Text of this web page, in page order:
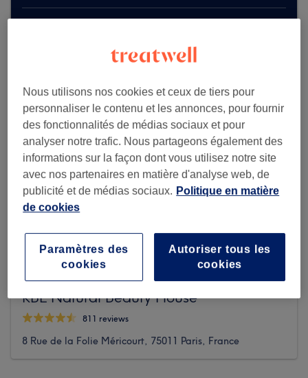
KBL Natural Beauty House
811 reviews
8 Rue de la Folie Méricourt, 75011 Paris, France
Nous utilisons nos cookies et ceux de tiers pour
personnaliser le contenu et les annonces, pour fournir
des fonctionnalités de médias sociaux et pour
analyser notre trafic. Nous partageons également des
informations sur la façon dont vous utilisez notre site
avec nos partenaires en matière d'analyse web, de
publicité et de médias sociaux. Politique en matière
de cookies
Autoriser tous les
cookies
Paramètres des
cookies